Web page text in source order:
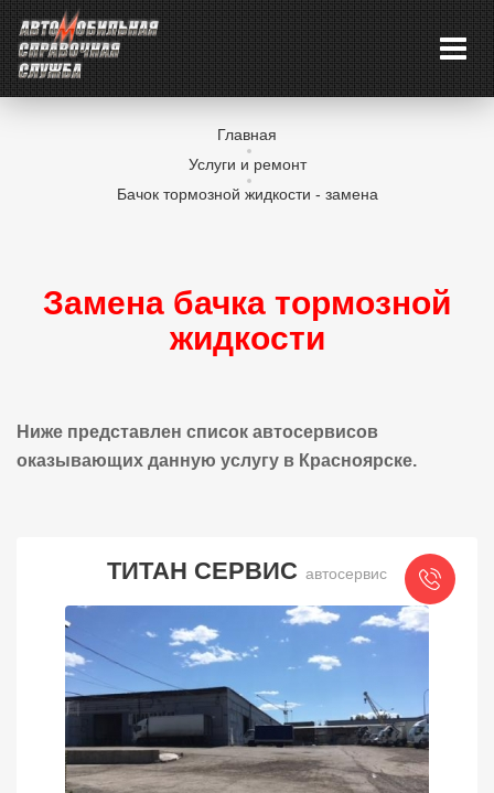
Главная
Услуги и ремонт
Бачок тормозной жидкости - замена
Замена бачка тормозной
жидкости
Ниже представлен список автосервисов
оказывающих данную услугу в Красноярске.
ТИТАН СЕРВИС автосервис